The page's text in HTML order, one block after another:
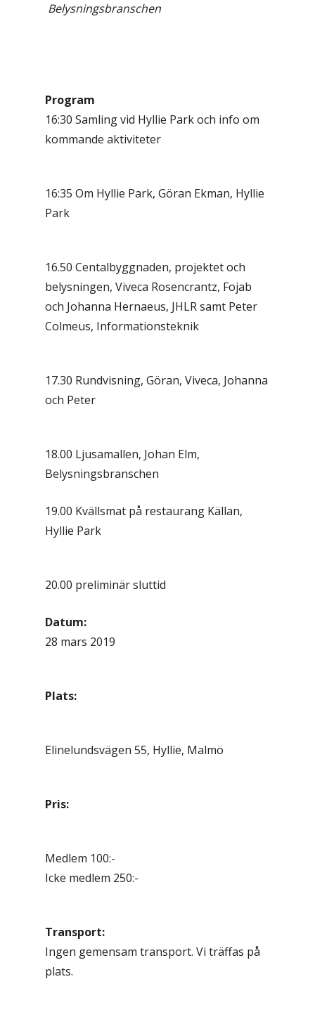
Belysningsbranschen
Program
16:30 Samling vid Hyllie Park och info om
kommande aktiviteter
16:35 Om Hyllie Park, Göran Ekman, Hyllie
Park
16.50 Centalbyggnaden, projektet och
belysningen, Viveca Rosencrantz, Fojab
och Johanna Hernaeus, JHLR samt Peter
Colmeus, Informationsteknik
17.30 Rundvisning, Göran, Viveca, Johanna
och Peter
18.00 Ljusamallen, Johan Elm,
Belysningsbranschen
19.00 Kvällsmat på restaurang Källan,
Hyllie Park
20.00 preliminär sluttid
Datum:
28 mars 2019
Plats:
Elinelundsvägen 55, Hyllie, Malmö
Pris:
Medlem 100:-
Icke medlem 250:-
Transport:
Ingen gemensam transport. Vi träffas på
plats.